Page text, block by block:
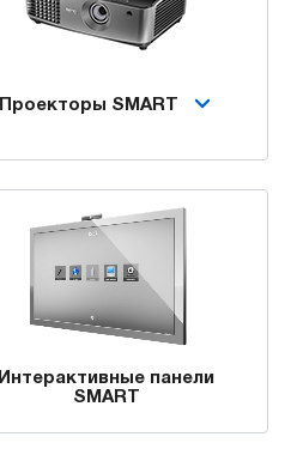
Проекторы SMART
Интерактивные панели
SMART